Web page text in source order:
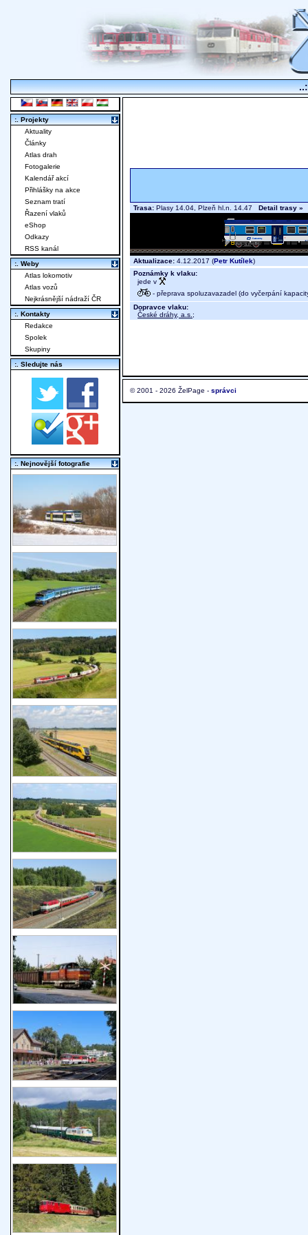
Trasa: Plasy 14.04, Plzeň hl.n. 14.47 Detail trasy »
Aktualizace: 4.12.2017 (Petr Kutílek)
Poznámky k vlaku:
jede v
- přeprava spoluzavazadel (do vyčerpání
Dopravce vlaku:
České dráhy, a.s. ;
© 2001 - 2026 ŽelPage - správci
:. Projekty
Aktuality
Články
Atlas drah
Fotogalerie
Kalendář akcí
Přihlášky na akce
Seznam tratí
Řazení vlaků
eShop
Odkazy
RSS kanál
:. Weby
Atlas lokomotiv
Atlas vozů
Nejkrásnější nádraží ČR
:. Kontakty
Redakce
Spolek
Skupiny
:. Sledujte nás
:. Nejnovější fotografie